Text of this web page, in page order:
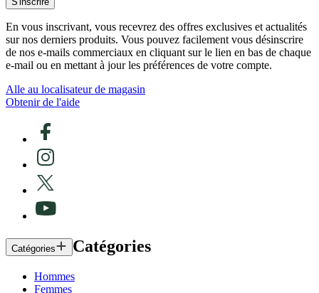
En vous inscrivant, vous recevrez des offres exclusives et actualités
sur nos derniers produits. Vous pouvez facilement vous désinscrire
de nos e-mails commerciaux en cliquant sur le lien en bas de chaque
e-mail ou en mettant à jour les préférences de votre compte.
Alle au localisateur de magasin
Obtenir de l'aide
Catégories Catégories
Hommes
Femmes